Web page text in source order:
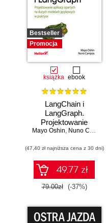
Bestseller
Promocja
książka ebook
LangChain i
LangGraph.
Projektowanie
aplikacji opartych
modelach
językowych w
praktyce
Mayo Oshin, Nuno Campos
(47,40 zł najniższa cena z 30 dni)
49.77 zł
79.00zł (-37%)